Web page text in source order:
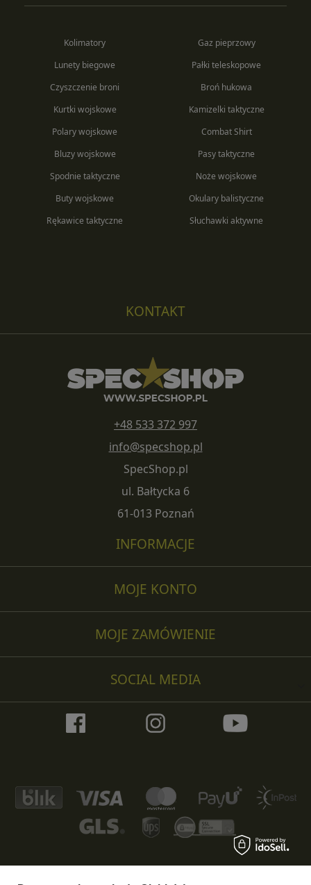
Kolimatory
Lunety biegowe
Czyszczenie broni
Gaz pieprzowy
Pałki teleskopowe
Broń hukowa
Kurtki wojskowe
Polary wojskowe
Bluzy wojskowe
Kamizelki taktyczne
Combat Shirt
Pasy taktyczne
Spodnie taktyczne
Buty wojskowe
Rękawice taktyczne
Noże wojskowe
Okulary balistyczne
Słuchawki aktywne
MOJE ZAMÓWIENIE
MOJE KONTO
KONTAKT
+48 533 372 997
info@specshop.pl
SpecShop.pl
ul. Bałtycka 6
61-013 Poznań
INFORMACJE
SOCIAL MEDIA